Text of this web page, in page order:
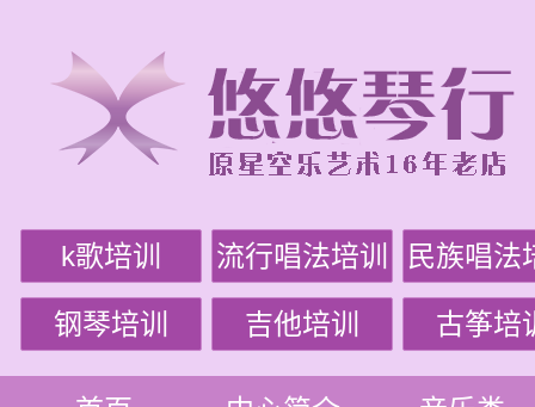
k歌培训 流行唱法培训 民族唱法
钢琴培训 吉他培训 古筝培